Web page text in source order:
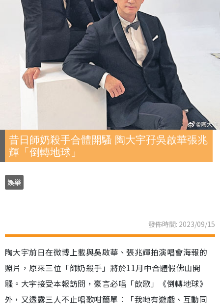
昔日師奶殺手合體開騷 陶大宇孖吳啟華張兆
輝「倒轉地球」
娛樂
發佈時間: 2023/09/15
陶大宇前日在微博上載與吳啟華、張兆輝拍演唱會海報的
照片，原來三位「師奶殺手」將於11月中合體假佛山開
騷。大宇接受本報訪問，豪言必唱「飲歌」《倒轉地球》
外，又透露三人不止唱歌咁簡單︰「我哋有遊戲、互動同